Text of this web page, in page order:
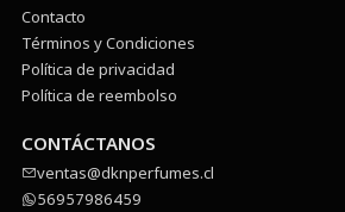
Contacto
Términos y Condiciones
Política de privacidad
Política de reembolso
CONTÁCTANOS
ventas@dknperfumes.cl
56957986459